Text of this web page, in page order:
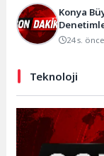
Konya
24 s. önce
Teknoloji